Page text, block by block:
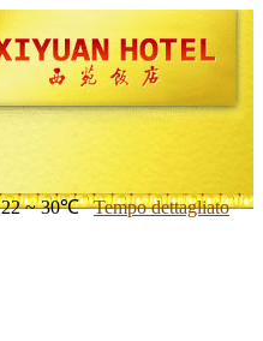
22 ~ 30℃ Tempo dettagliato